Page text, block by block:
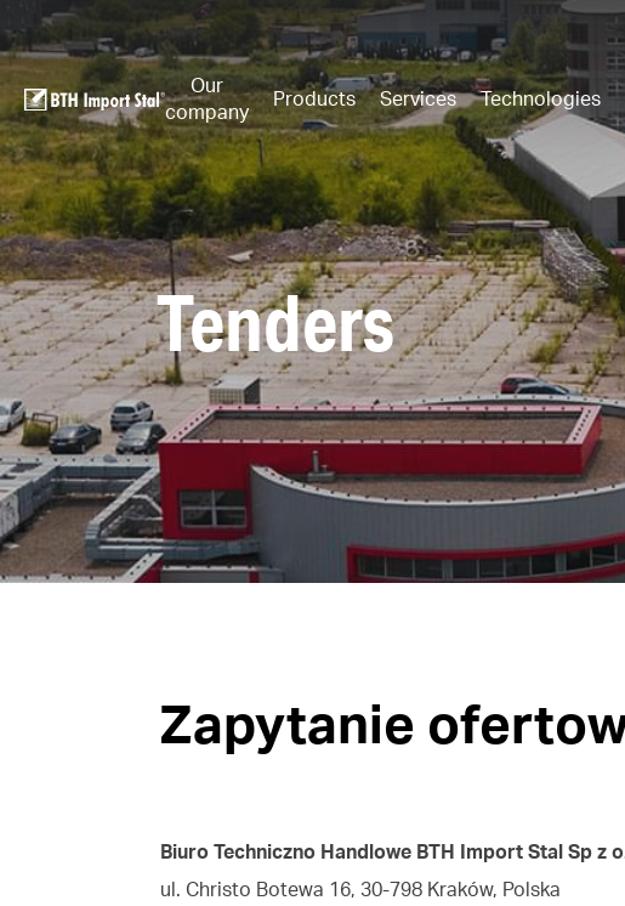
Our
company
Products Services Technologies
Tenders
Zapytanie
Biuro Techniczno Handlowe BTH Import Stal Sp z
ul. Christo Botewa 16, 30-798 Kraków, Polska